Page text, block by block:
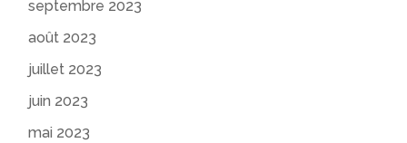
septembre 2023
août 2023
juillet 2023
juin 2023
mai 2023